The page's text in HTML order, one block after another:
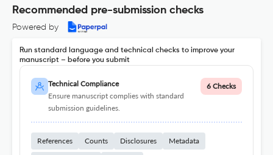
Recommended pre-submission checks
Powered by
Run standard language and technical checks to improve your
manuscript – before you submit
Technical Compliance
Ensure manuscript complies with standard
submission guidelines.
6 Checks
References Counts Disclosures Metadata